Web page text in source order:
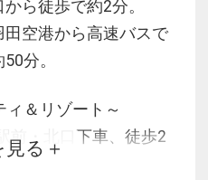
から徒歩で約2分。
田空港から高速バスで
50分。
ィ＆リゾート～
前・北口下車、徒歩2
見る